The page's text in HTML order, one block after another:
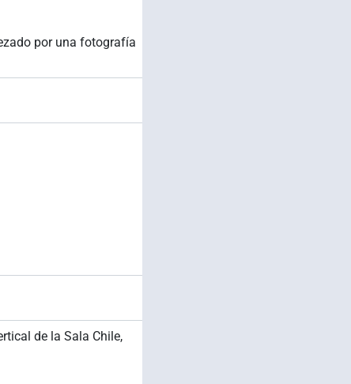
por una fotografía
de la Sala Chile,